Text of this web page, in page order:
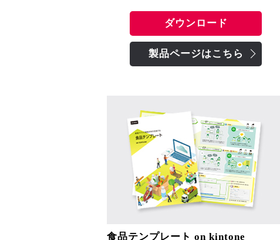
ダウンロード
製品ページはこちら
食品テンプレート on kintone